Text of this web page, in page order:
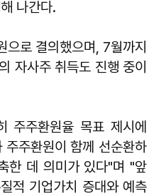
나간다.
로 결의했으며, 7월까지
자사주 취득도 진행 중이
주주환원율 목표 제시에
주환원이 함께 선순환하
한 데 의미가 있다"며 "앞
적 기업가치 증대와 예측